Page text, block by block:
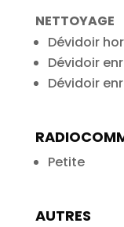
NETTOYAGE
Dévidoir
Dévidoir
Dévidoir
Petite
AUTRES